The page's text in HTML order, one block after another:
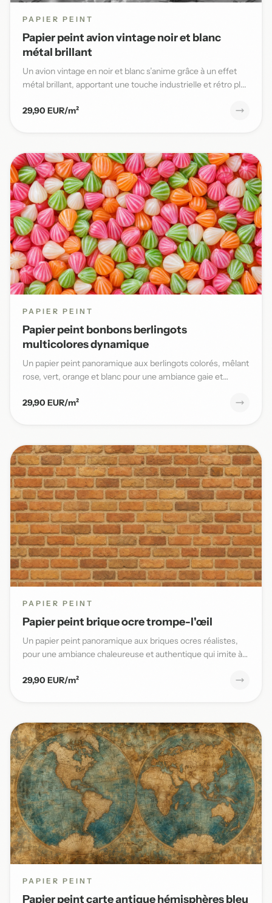
PAPIER PEINT
Papier peint avion vintage noir et blanc
métal brillant
Un avion vintage en noir et blanc s’anime grâce à un effet
métal brillant, apportant une touche industrielle et rétro pl...
29,90 EUR/m²
PAPIER PEINT
Papier peint bonbons berlingots
multicolores dynamique
Un papier peint panoramique aux berlingots colorés, mêlant
rose, vert, orange et blanc pour une ambiance gaie et
29,90 EUR/m²
PAPIER PEINT
Papier peint brique ocre trompe-l'œil
Un papier peint panoramique aux briques ocres réalistes,
pour une ambiance chaleureuse et authentique qui imite à
29,90 EUR/m²
PAPIER PEINT
Papier peint carte antique hémisphères bleu